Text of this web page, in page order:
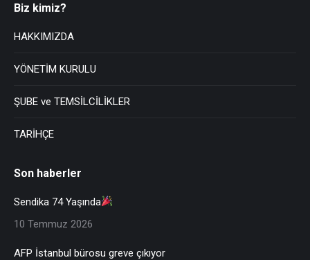
Biz kimiz?
HAKKIMIZDA
YÖNETİM KURULU
ŞUBE ve TEMSİLCİLİKLER
TARİHÇE
Son haberler
Sendika 74 Yaşında
10 Temmuz 2026
AFP İstanbul bürosu greve çıkıyor